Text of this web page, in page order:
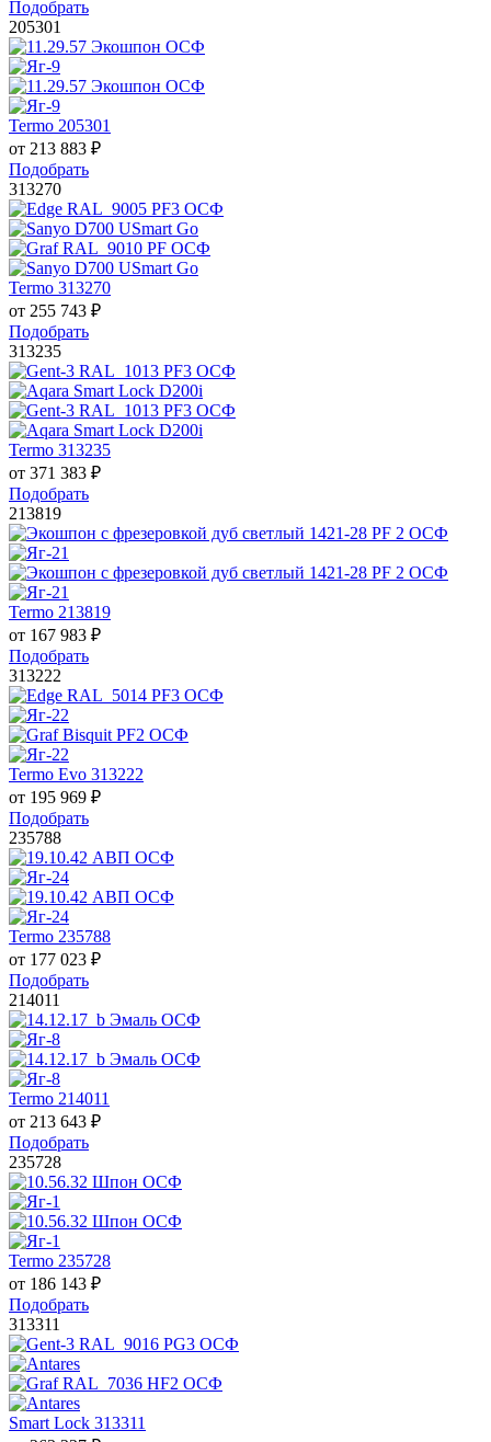
Подобрать
205301
Termo 205301
от 213 883 ₽
Подобрать
313270
Termo 313270
от 255 743 ₽
Подобрать
313235
Termo 313235
от 371 383 ₽
Подобрать
213819
Termo 213819
от 167 983 ₽
Подобрать
313222
Termo Evo 313222
от 195 969 ₽
Подобрать
235788
Termo 235788
от 177 023 ₽
Подобрать
214011
Termo 214011
от 213 643 ₽
Подобрать
235728
Termo 235728
от 186 143 ₽
Подобрать
313311
Smart Lock 313311